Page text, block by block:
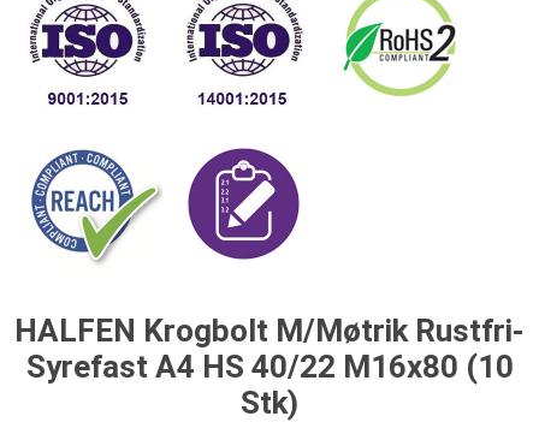
HALFEN Krogbolt M/Møtrik Rustfri-
Syrefast A4 HS 40/22 M16x80 (10
Stk)